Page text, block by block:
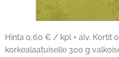
Hinta 0,60 € / kpl + alv. Kortit
korkealaatuiselle 300 g